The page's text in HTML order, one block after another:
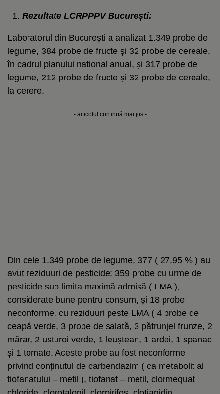
Rezultate LCRPPPV București:
Laboratorul din București a analizat 1.349 probe de
legume, 384 probe de fructe și 32 probe de cereale,
în cadrul planului național anual, și 317 probe de
legume, 212 probe de fructe și 32 probe de cereale,
la cerere.
- articolul continuă mai jos -
Din cele 1.349 probe de legume, 377 ( 27,95 % ) au
avut reziduuri de pesticide: 359 probe cu urme de
pesticide sub limita maximă admisă ( LMA ),
considerate bune pentru consum, și 18 probe
neconforme, cu reziduuri peste LMA ( 4 probe de
ceapă verde, 3 probe de salată, 3 pătrunjel frunze, 2
mărar, 2 usturoi verde, 1 leuștean, 1 ardei, 1 spanac
și 1 tomate. Aceste probe au fost neconforme
privind conținutul de carbendazim ( ca metabolit al
tiofanatului – metil ), tiofanat – metil, clormequat